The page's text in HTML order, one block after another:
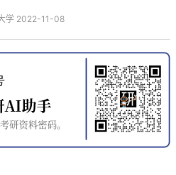
学 2022-11-08